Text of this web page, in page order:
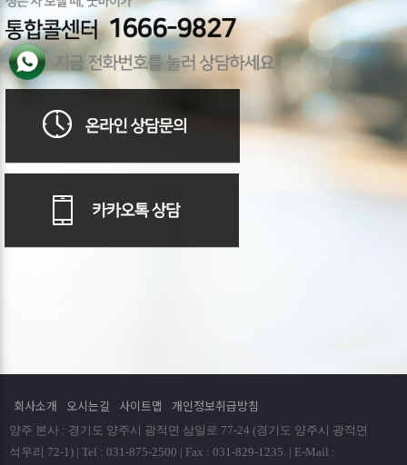
회사소개 오시는길 사이트맵 개인정보취급방침
양주 본사 : 경기도 양주시 광적면 삼일로 77-24 (경기도 양주시 광적면
석우리 72-1) | Tel : 031-875-2500 | Fax : 031-829-1235. | E-Mail :